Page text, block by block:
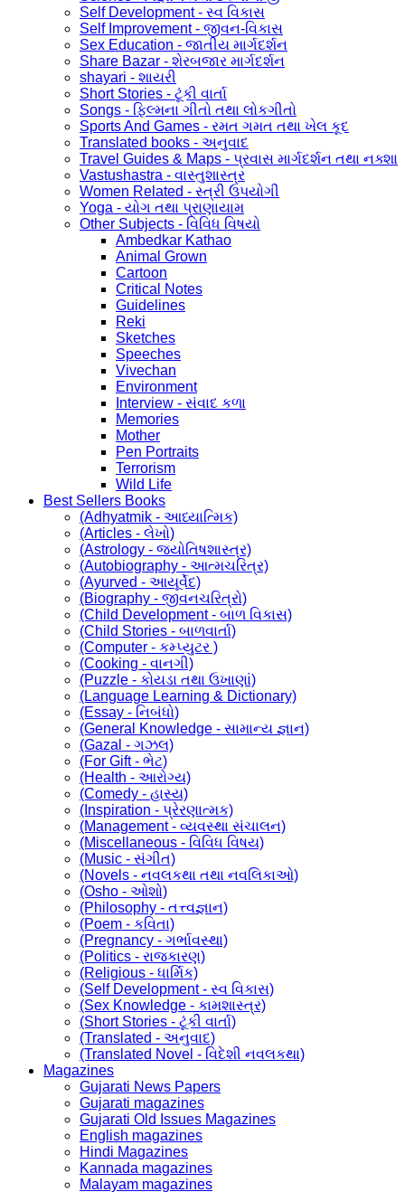
Self Development - સ્વ વિકાસ
Self Improvement - જીવન-વિકાસ
Sex Education - જાતીય માર્ગદર્શન
Share Bazar - શેરબજાર માર્ગદર્શન
shayari - શાયરી
Short Stories - ટૂંકી વાર્તા
Songs - ફિલ્મના ગીતો તથા લોકગીતો
Sports And Games - રમત ગમત તથા ખેલ કૂદ
Translated books - અનુવાદ
Travel Guides & Maps - પ્રવાસ માર્ગદર્શન તથા નક્શા
Vastushastra - વાસ્તુશાસ્ત્ર
Women Related - સ્ત્રી ઉપયોગી
Yoga - યોગ તથા પ્રાણાયામ
Other Subjects - વિવિધ વિષયો
Ambedkar Kathao
Animal Grown
Cartoon
Critical Notes
Guidelines
Reki
Sketches
Speeches
Vivechan
Environment
Interview - સંવાદ કળા
Memories
Mother
Pen Portraits
Terrorism
Wild Life
Best Sellers Books
(Adhyatmik - આધ્યાત્મિક)
(Articles - લેખો)
(Astrology - જ્યોતિષશાસ્ત્ર)
(Autobiography - આત્મચરિત્ર)
(Ayurved - આયૂર્વેદ)
(Biography - જીવનચરિત્રો)
(Child Development - બાળ વિકાસ)
(Child Stories - બાળવાર્તા)
(Computer - કમ્પ્યુટર )
(Cooking - વાનગી)
(Puzzle - કોયડા તથા ઉખાણાં)
(Language Learning & Dictionary)
(Essay - નિબંધો)
(General Knowledge - સામાન્ય જ્ઞાન)
(Gazal - ગઝલ)
(For Gift - ભેટ)
(Health - આરોગ્ય)
(Comedy - હાસ્ય)
(Inspiration - પ્રેરણાત્મક)
(Management - વ્યવસ્થા સંચાલન)
(Miscellaneous - વિવિધ વિષય)
(Music - સંગીત)
(Novels - નવલકથા તથા નવલિકાઓ)
(Osho - ઓશો)
(Philosophy - તત્ત્વજ્ઞાન)
(Poem - કવિતા)
(Pregnancy - ગર્ભાવસ્થા)
(Politics - રાજકારણ)
(Religious - ધાર્મિક)
(Self Development - સ્વ વિકાસ)
(Sex Knowledge - કામશાસ્ત્ર)
(Short Stories - ટૂંકી વાર્તા)
(Translated - અનુવાદ)
(Translated Novel - વિદેશી નવલકથા)
Magazines
Gujarati News Papers
Gujarati magazines
Gujarati Old Issues Magazines
English magazines
Hindi Magazines
Kannada magazines
Malayam magazines